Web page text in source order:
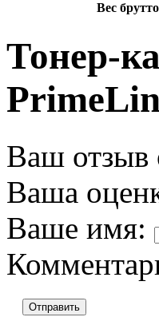
Вес брутто
Тонер-
Ваш отзыв
Ваша
Ваше имя:
Отправить